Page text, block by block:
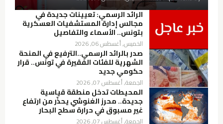
الرائد الرسمي: تعيينات جديدة في
مجالس إدارة المستشفيات العسكرية
بتونس.. الأسماء والتفاصيل
الخميس, أغسطس 06, 2026
صدر بالرائد الرسمي..الترفيع في المنحة
الشهرية للفئات الفقيرة في تونس.. قرار
حكومي جديد
الجمعة, أغسطس 07, 2026
المحيطات تدخل منطقة قياسية
جديدة.. محرز الغنوشي يحذّر من ارتفاع
غير مسبوق في حرارة سطح البحار
الجمعة, أغسطس 07, 2026